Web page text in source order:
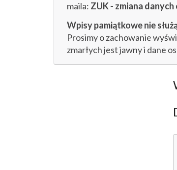
maila: ZUK - zmiana
Wpisy pamiątkowe nie
Prosimy o zachowanie
zmarłych jest jawny i dane